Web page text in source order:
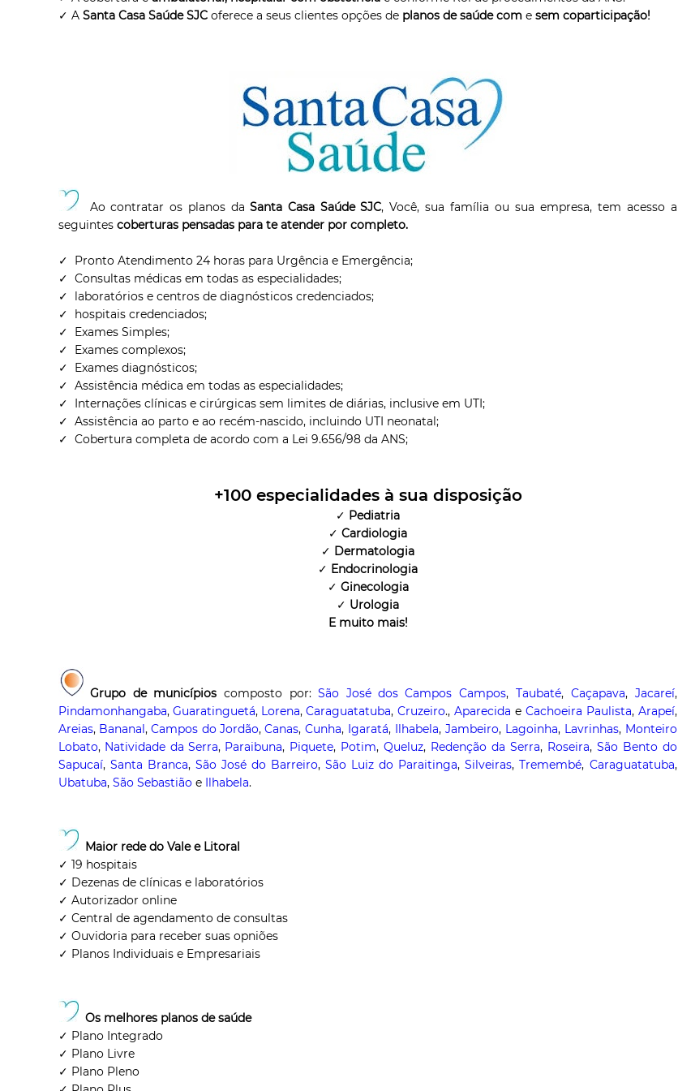
✓ ASanta Casa Saúde SJC oferece a seus clientes opções de planos de saúde com esem coparticipação!
Ao contratar os planos daSanta Casa Saúde SJC, Você, sua família ou sua empresa, tem acesso a
seguintescoberturas pensadas para te atender por completo.
✓ Pronto Atendimento 24 horas para Urgência e Emergência;
✓ Consultas médicas em todas as especialidades;
✓ laboratórios e centros de diagnósticos credenciados;
✓ hospitais credenciados;
✓ Exames Simples;
✓ Exames complexos;
✓ Exames diagnósticos;
✓ Assistência médica em todas as especialidades;
✓ Internações clínicas e cirúrgicas sem limites de diárias, inclusive em UTI;
✓ Assistência ao parto e ao recém-nascido, incluindo UTI neonatal;
✓ Cobertura completa de acordo com a Lei 9.656/98 da ANS;
+100 especialidades à sua disposição
✓ Pediatria
✓Cardiologia
✓ Dermatologia
✓ Endocrinologia
✓ Ginecologia
✓ Urologia
E muito mais!
Grupo de municípios composto por:São José dos Campos Campos,Taubaté,Caçapava,Jacareí,
Pindamonhangaba,Guaratinguetá, Lorena,Caraguatatuba,Cruzeiro.,Aparecida eCachoeira Paulista,Arapeí,
Areias, Bananal,Campos do Jordão,Canas,Cunha, Igaratá, Ilhabela,Jambeiro, Lagoinha, Lavrinhas, Monteiro
Lobato, Natividade da Serra, Paraibuna, Piquete, Potim,Queluz, Redenção da Serra, Roseira,São Bento do
Sapucaí,Santa Branca,São José do Barreiro,São Luiz do Paraitinga,Silveiras,Tremembé,Caraguatatuba,
Ubatuba, São Sebastião e Ilhabela.
Maior rede do Vale e Litoral
✓ 19 hospitais
✓ Dezenas de clínicas e laboratórios
✓ Autorizador online
✓ Central de agendamento de consultas
✓ Ouvidoria para receber suas opniões
✓ Planos Individuais e Empresariais
Os melhores planos de saúde
✓ Plano Integrado
✓ Plano Livre
✓ Plano Pleno